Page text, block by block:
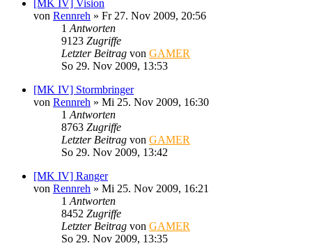
[MK IV] Vision
von Rennreh » Fr 27. Nov 2009, 20:56
1 Antworten
9123 Zugriffe
Letzter Beitrag von GAMER
So 29. Nov 2009, 13:53
[MK IV] Stormbringer
von Rennreh » Mi 25. Nov 2009, 16:30
1 Antworten
8763 Zugriffe
Letzter Beitrag von GAMER
So 29. Nov 2009, 13:42
[MK IV] Ranger
von Rennreh » Mi 25. Nov 2009, 16:21
1 Antworten
8452 Zugriffe
Letzter Beitrag von GAMER
So 29. Nov 2009, 13:35